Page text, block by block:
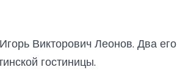
Викторович Леонов. Два его
гостиницы.